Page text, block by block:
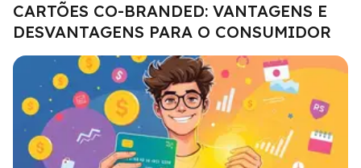
CARTÕES CO-BRANDED: VANTAGENS E
DESVANTAGENS PARA O CONSUMIDOR